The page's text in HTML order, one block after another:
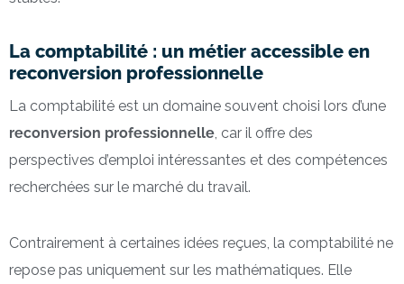
La comptabilité : un métier accessible en
reconversion professionnelle
La comptabilité est un domaine souvent choisi lors d’une
reconversion professionnelle, car il offre des
perspectives d’emploi intéressantes et des compétences
recherchées sur le marché du travail.
Contrairement à certaines idées reçues, la comptabilité ne
repose pas uniquement sur les mathématiques. Elle